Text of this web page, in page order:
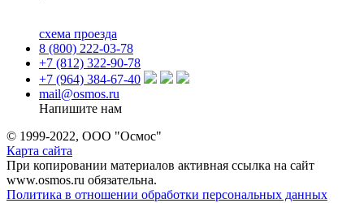
схема проезда
8 (800) 222-03-78
+7 (812) 322-90-78
+7 (964) 384-67-40
mail@osmos.ru
Напишите нам
© 1999-2022, ООО "Осмос"
Карта сайта
При копировании материалов активная ссылка на сайт
www.osmos.ru обязательна.
Политика в отношении обработки персональных данных